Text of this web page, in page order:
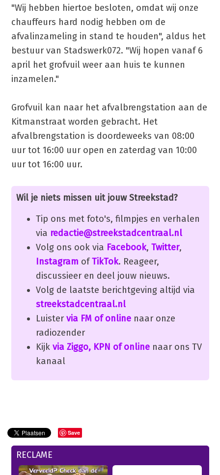
"Wij hebben hiertoe besloten, omdat wij onze
chauffeurs hard nodig hebben om de
afvalinzameling in stand te houden", aldus het
bestuur van Stadswerk072. "Wij hopen vanaf 6
april het grofvuil weer aan huis te kunnen
inzamelen."
Grofvuil kan naar het afvalbrengstation aan de
Kitmanstraat worden gebracht. Het
afvalbrengstation is doordeweeks van 08:00
uur tot 16:00 uur open en zaterdag van 10:00
uur tot 16:00 uur.
Wil je niets missen uit jouw Streekstad?
Tip ons met foto's, filmpjes en verhalen
via redactie@streekstadcentraal.nl
Volg ons ook via Facebook, Twitter,
Instagram ofTikTok. Reageer,
discussieer en deel jouw nieuws.
Volg de laatste berichtgeving altijd via
streekstadcentraal.nl
Luister via FM of onlinenaar onze
radiozender
Kijk via Ziggo, KPN of onlinenaar ons TV
kanaal
Save
RECLAME